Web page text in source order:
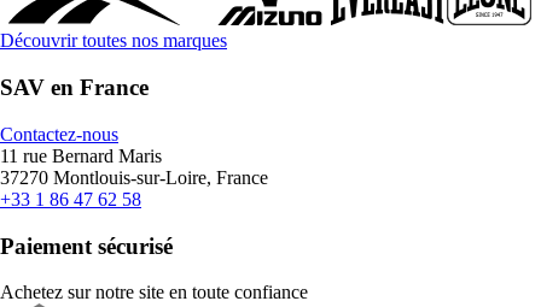
Découvrir toutes nos marques
SAV en France
Contactez-nous
11 rue Bernard Maris
37270 Montlouis-sur-Loire, France
+33 1 86 47 62 58
Paiement sécurisé
Achetez sur notre site en toute confiance